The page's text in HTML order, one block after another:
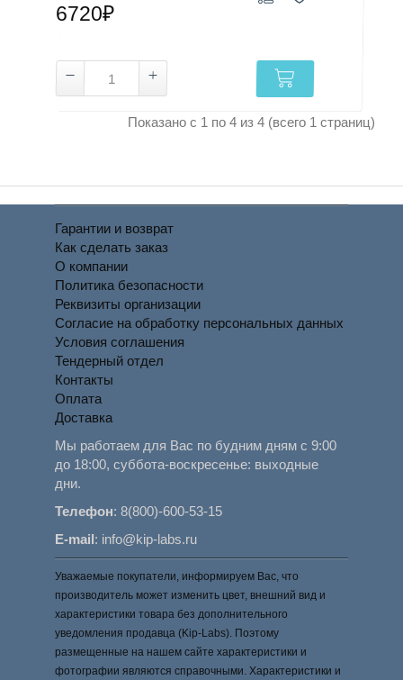
6720₽
Показано с 1 по 4 из 4 (всего 1 страниц)
Гарантии и возврат
Как сделать заказ
О компании
Политика безопасности
Реквизиты организации
Согласие на обработку персональных данных
Условия соглашения
Тендерный отдел
Контакты
Оплата
Доставка
Мы работаем для Вас по будним дням с 9:00
до 18:00, суббота-воскресенье: выходные
дни.
Телефон:8(800)-600-53-15
E-mail: info@kip-labs.ru
Уважаемые покупатели, информируем Вас, что
производитель может изменить цвет, внешний вид и
характеристики товара без дополнительного
уведомления продавца (Kip-Labs). Поэтому
размещенные на нашем сайте характеристики и
фотографии являются справочными. Характеристики и